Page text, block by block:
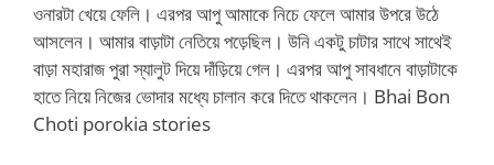
ওনারটা খেয়ে ফেলি। এরপর আপু আমাকে নিচে ফেলে আমার উপরে উঠে
আসলেন। আমার বাড়াটা নেতিয়ে পড়েছিল। উনি একটু চাটার সাথে সাথেই
বাড়া মহারাজ পুরা স্যালুট দিয়ে দাঁড়িয়ে গেল। এরপর আপু সাবধানে বাড়াটাকে
হাতে নিয়ে নিজের ভোদার মধ্যে চালান করে দিতে থাকলেন। Bhai Bon
Choti porokia stories